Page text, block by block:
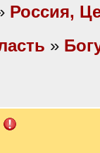
Россия,
»